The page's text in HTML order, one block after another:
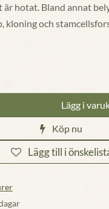
är hotat. Bland annat
kloning och
Lägg i
Köp nu
Lägg till i